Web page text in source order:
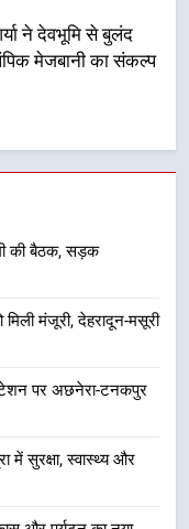
टम्टा और मुख्यमंत्री
परियोजनाओं पर
प्रयासों से बनबसा रेलवे
टनकपुर एक्सप्रेस का
कुशल नेतृत्व में कांवड़
और आपातकालीन
व्यवस्था
की बैठक, सड़क
मिली मंजूरी, देहरादून-मसूरी
पर अछनेरा-टनकपुर
में सुरक्षा, स्वास्थ्य और